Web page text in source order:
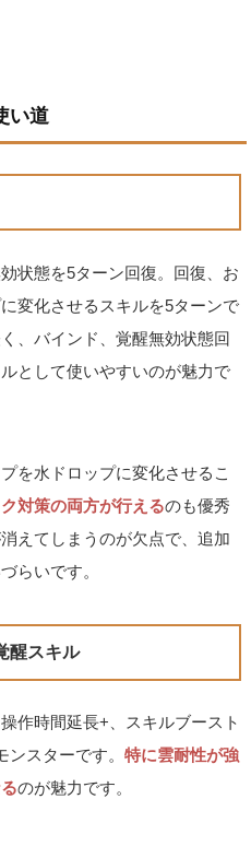
い道
状態を5ターン回復。回復、お
変化させるスキルを5ターンで
、バインド、覚醒無効状態回
として使いやすいのが魅力で
を水ドロップに変化させるこ
対策の両方が行えるのも優秀
えてしまうのが欠点で、追加
らいです。
醒スキル
作時間延長+、スキルブースト
ンスターです。特に雲耐性が強
のが魅力です。